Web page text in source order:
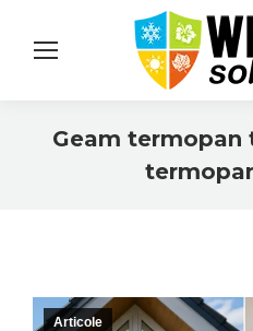
Geam termopan
Articole